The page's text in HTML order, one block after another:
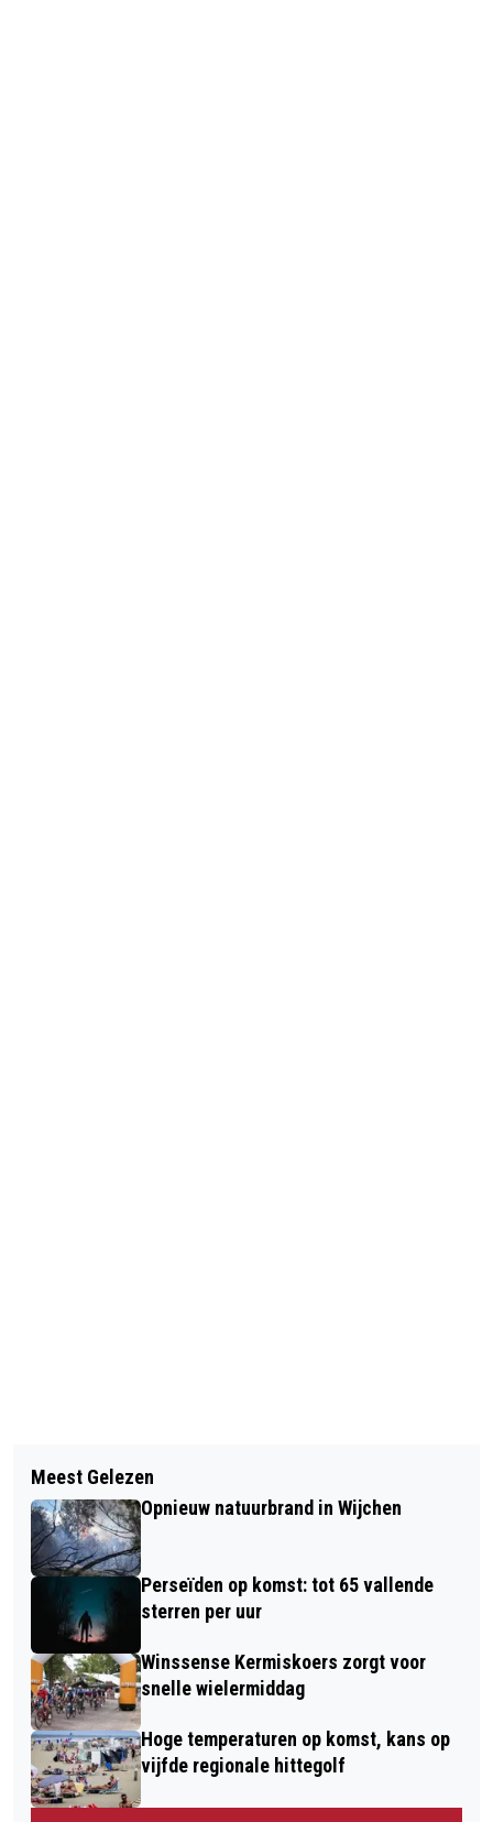
VANAF DONDERDAGMIDDAG KANS OP
STORM, ZEER ZWARE WINDSTOTEN
EN REGEN
RIJKSWATERSTAAT: LET EXTRA GOED
OP TIJDENS STORM BENJAMIN
Meest Gelezen
Opnieuw natuurbrand in Wijchen
Perseïden op komst: tot 65 vallende
sterren per uur
Winssense Kermiskoers zorgt voor
snelle wielermiddag
Hoge temperaturen op komst, kans op
vijfde regionale hittegolf